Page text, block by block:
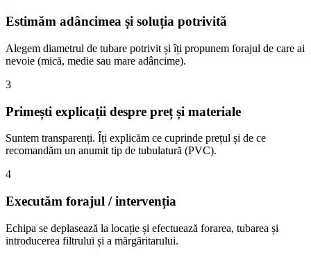
Estimăm adâncimea și soluția potrivită
Alegem diametrul de tubare potrivit și îți propunem forajul de care ai
nevoie (mică, medie sau mare adâncime).
3
Primești explicații despre preț și materiale
Suntem transparenți. Îți explicăm ce cuprinde prețul și de ce
recomandăm un anumit tip de tubulatură (PVC).
4
Executăm forajul / intervenția
Echipa se deplasează la locație și efectuează forarea, tubarea și
introducerea filtrului și a mărgăritarului.